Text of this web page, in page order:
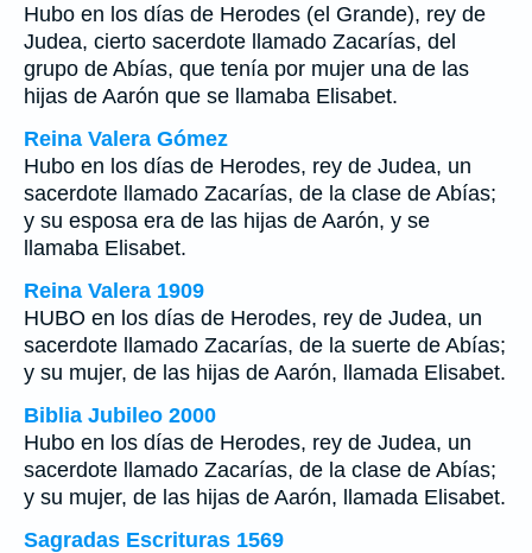
Hubo en los días de Herodes (el Grande), rey de
Judea, cierto sacerdote llamado Zacarías, del
grupo de Abías, que tenía por mujer una de las
hijas de Aarón que se llamaba Elisabet.
Reina Valera Gómez
Hubo en los días de Herodes, rey de Judea, un
sacerdote llamado Zacarías, de la clase de Abías;
y su esposa era de las hijas de Aarón, y se
llamaba Elisabet.
Reina Valera 1909
HUBO en los días de Herodes, rey de Judea, un
sacerdote llamado Zacarías, de la suerte de Abías;
y su mujer, de las hijas de Aarón, llamada Elisabet.
Biblia Jubileo 2000
Hubo en los días de Herodes, rey de Judea, un
sacerdote llamado Zacarías, de la clase de Abías;
y su mujer, de las hijas de Aarón, llamada Elisabet.
Sagradas Escrituras 1569